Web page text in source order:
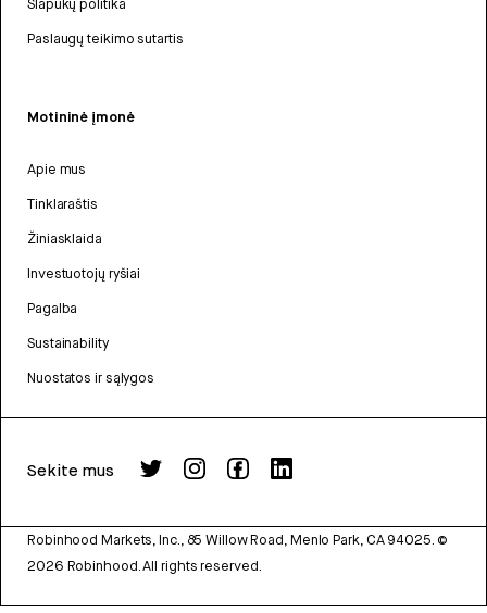
Slapukų politika
Paslaugų teikimo sutartis
Motininė įmonė
Apie mus
Tinklaraštis
Žiniasklaida
Investuotojų ryšiai
Pagalba
Sustainability
Nuostatos ir sąlygos
Sekite mus
Robinhood Markets, Inc., 85 Willow Road, Menlo Park, CA 94025. ©
2026 Robinhood. All rights reserved.